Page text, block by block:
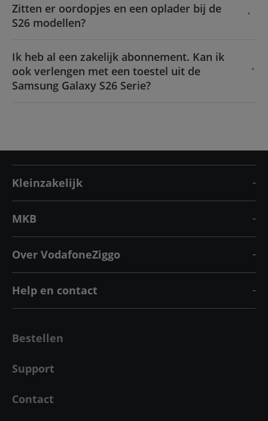
Zitten er oordopjes en een oplader bij de
S26 modellen?
Ik heb al een zakelijk abonnement. Kan ik
ook verlengen met een toestel uit de
Samsung Galaxy S26 Serie?
Kleinzakelijk
MKB
Over VodafoneZiggo
Help en contact
Bestellen
Support
Contact